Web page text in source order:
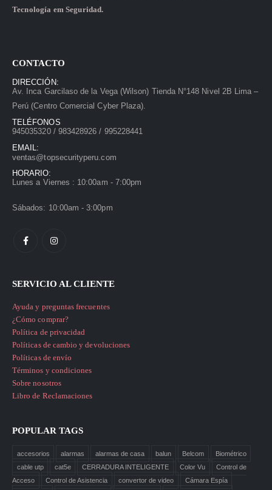
Tecnología em Seguridad.
CONTACTO
DIRECCIÓN:
Av. Inca Garcilaso de la Vega (Wilson) Tienda N°148 Nivel 2B Lima –
Perú (Centro Comercial Cyber Plaza).
TELÉFONOS
945035320 / 983428926 / 995228441
EMAIL:
ventas@topsecurityperu.com
HORARIO:
Lunes a Viernes : 10:00am - 7:00pm
Sábados: 10:00am - 3:00pm
SERVICIO AL CLIENTE
Ayuda y preguntas frecuentes
¿Cómo comprar?
Política de privacidad
Políticas de cambio y devoluciones
Políticas de envío
Términos y condiciones
Sobre nosotros
Libro de Reclamaciones
POPULAR TAGS
accesorios alarmas alarmas de casa balun Belcom
Biométrico
cable utp
cat5e CERRADURA INTELIGENTE Color Vu
Control de
Acceso
Control de Asistencia convertor de video Cámara Espía